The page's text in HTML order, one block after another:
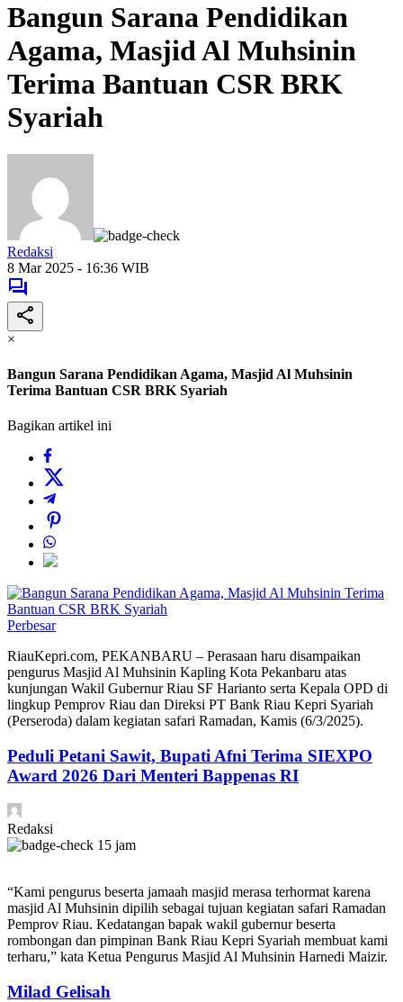
Bangun Sarana Pendidikan
Agama, Masjid Al Muhsinin
Terima Bantuan CSR BRK
Syariah
Redaksi
8 Mar 2025 - 16:36 WIB
×
Bangun Sarana Pendidikan Agama, Masjid Al Muhsinin
Terima Bantuan CSR BRK Syariah
Bagikan artikel ini
Perbesar
RiauKepri.com, PEKANBARU – Perasaan haru disampaikan
pengurus Masjid Al Muhsinin Kapling Kota Pekanbaru atas
kunjungan Wakil Gubernur Riau SF Harianto serta Kepala OPD di
lingkup Pemprov Riau dan Direksi PT Bank Riau Kepri Syariah
(Perseroda) dalam kegiatan safari Ramadan, Kamis (6/3/2025).
Peduli Petani Sawit, Bupati Afni Terima SIEXPO
Award 2026 Dari Menteri Bappenas RI
Redaksi
15 jam
“Kami pengurus beserta jamaah masjid merasa terhormat karena
masjid Al Muhsinin dipilih sebagai tujuan kegiatan safari Ramadan
Pemprov Riau. Kedatangan bapak wakil gubernur beserta
rombongan dan pimpinan Bank Riau Kepri Syariah membuat kami
terharu,” kata Ketua Pengurus Masjid Al Muhsinin Harnedi Maizir.
Milad Gelisah